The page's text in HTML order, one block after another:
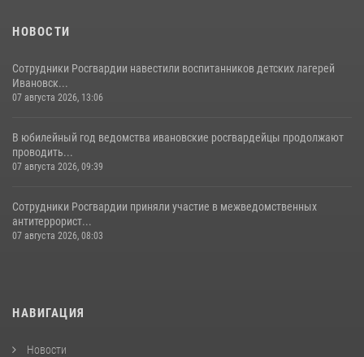
НОВОСТИ
Сотрудники Росгвардии навестили воспитанников детских лагерей
Ивановск...
07 августа 2026, 13:06
В юбилейный год ведомства ивановские росгвардейцы продолжают
проводить...
07 августа 2026, 09:39
Сотрудники Росгвардии приняли участие в межведомственных
антитеррорист...
07 августа 2026, 08:03
НАВИГАЦИЯ
Новости